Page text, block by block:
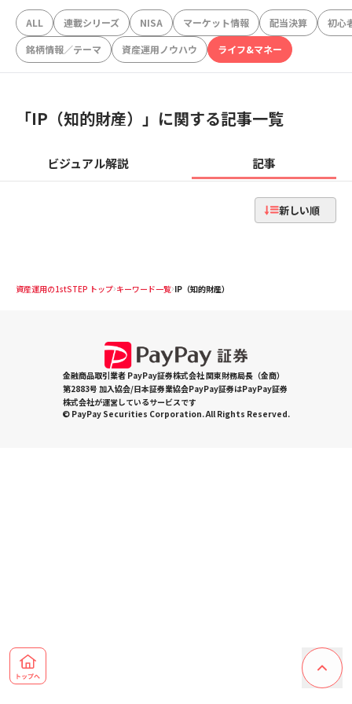
ALL 連載シリーズ NISA マーケット情報 配当決算
初心
銘柄情報／テーマ
資産運用ノウハウ ライフ&マネー
「IP（知的財産） 」に関する記事一覧
ビジュアル解説 記事
新しい順
資産運用の1stSTEP トップ キーワード一覧 IP（知的財産）
金融商品取引業者 PayPay証券株式会社 関東財務局長（金商）
第2883号 加入協会/日本証券業協会PayPay証券はPayPay証券
株式会社が運営しているサービスです
© PayPay Securities Corporation. All Rights Reserved.